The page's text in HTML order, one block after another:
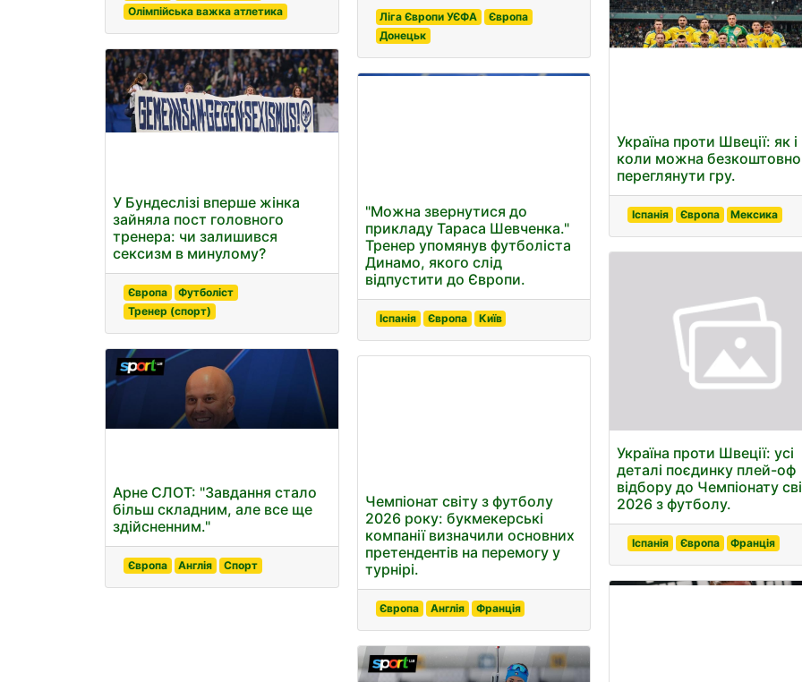
Олімпійська важка атлетика
У Бундеслізі вперше жінка
зайняла пост головного
тренера: чи залишився
сексизм в минулому?
Європа
Футболіст
Тренер (спорт)
Арне СЛОТ: "Завдання стало
більш складним, але все ще
здійсненним."
Європа Англія Спорт
Ліга Європи УЄФА
Європа
Донецьк
"Можна звернутися до
прикладу Тараса Шевченка."
Тренер упомянув футболіста
Динамо, якого слід
відпустити до Європи.
Іспанія Європа Київ
Чемпіонат світу з футболу
2026 року: букмекерські
компанії визначили основних
претендентів на перемогу у
турнірі.
Європа Англія Франція
Україна проти Швеції: як і
коли можна безкоштовно
переглянути гру.
Іспанія Європа Мексика
Україна проти Швеції: усі
деталі поєдинку плей-оф
відбору до Чемпіонату
2026 з футболу.
Іспанія Європа Франція